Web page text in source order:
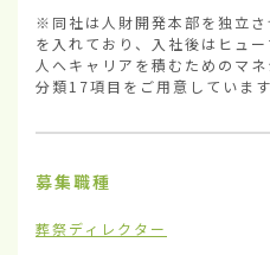
※同社は人財開発本部を独立
を入れており、入社後はヒュ
人へキャリアを積むためのマ
分類17項目をご用意しています
募集職種
葬祭ディレクター